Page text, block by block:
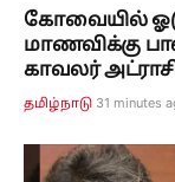
கோவையில்
மாணவிக்கு
காவலர்
தமிழ்நாடு 31 minutes